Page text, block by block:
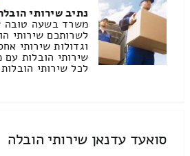
נתיב שירותי
משרד בשעה טובה
לשרותכם שירותי
וגדולות שירותי
שירותי הובלות עם
לכל שירותי
סואעד עדנאן שירותי הובלה